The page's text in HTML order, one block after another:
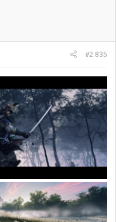
#2.835